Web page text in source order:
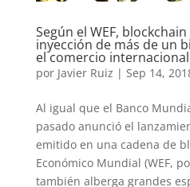
Según el WEF,
inyección de más de un
el comercio internacional
por Javier Ruiz | Sep 14,
Al igual que el Banco
pasado anunció el
emitido en una cadena de
Económico Mundial (WEF,
también alberga grandes